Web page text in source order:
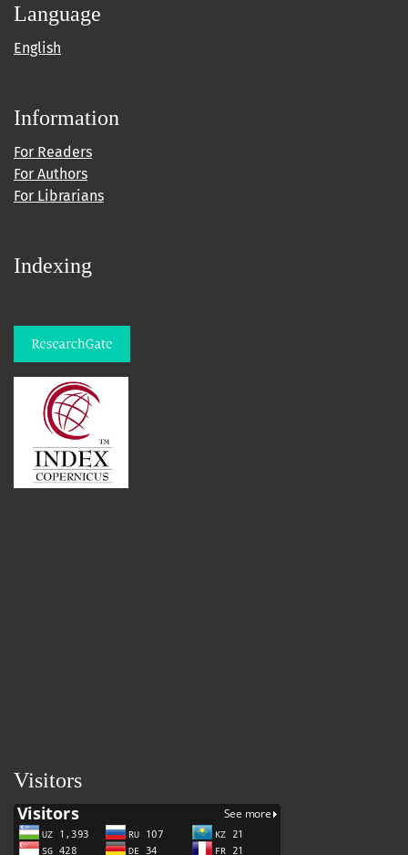
Language
English
Information
For Readers
For Authors
For Librarians
Indexing
Visitors